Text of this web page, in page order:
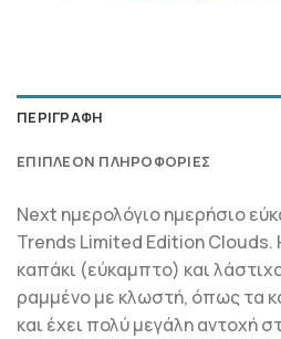
ΠΕΡΙΓΡΑΦΉ
ΕΠΙΠΛΈΟΝ ΠΛΗΡΟΦΟΡΊΕΣ
Next ημερολόγιο ημερήσιο
Trends Limited Edition Clouds.
καπάκι (εύκαμπτο) και
ραμμένo με κλωστή, όπως τα
και έχει πολύ μεγάλη αντοχή